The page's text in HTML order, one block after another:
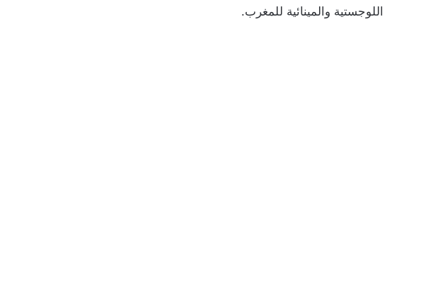
اللوجستية والمينائية للمغرب.